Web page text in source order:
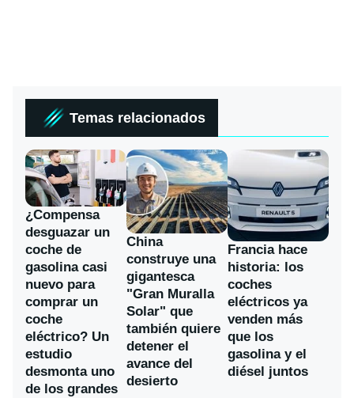
Temas relacionados
¿Compensa
desguazar un
coche de
gasolina casi
nuevo para
comprar un
coche
eléctrico? Un
estudio
desmonta uno
de los grandes
China
construye una
gigantesca
"Gran Muralla
Solar" que
también quiere
detener el
avance del
desierto
Francia hace
historia: los
coches
eléctricos ya
venden más
que los
gasolina y el
diésel juntos